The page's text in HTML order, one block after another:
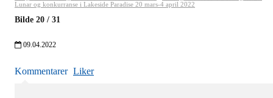
Lunar og konkurranse i Lakeside Paradise 20 mars-4 april 2022
Bilde 20 / 31
09.04.2022
Kommentarer Liker